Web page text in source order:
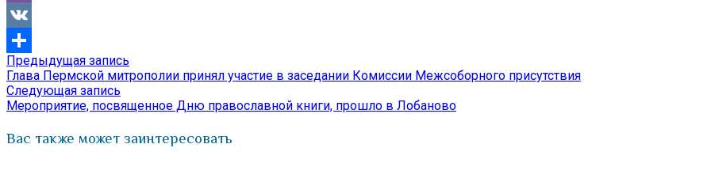
Viber
VK
Отправить
Навигация
по
записям
Предыдущая запись
запись:
Глава Пермской митрополии принял участие в заседании Комиссии Межсоборного присутствия
Следующая запись
запись:
Мероприятие, посвященное Дню православной книги, прошло в Лобаново
Вас также может заинтересовать